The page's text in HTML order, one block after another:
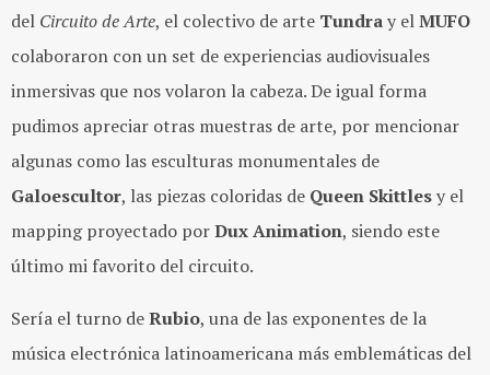
del Circuito de Arte, el colectivo de arte Tundray elMUFO
colaboraron con un set de experiencias audiovisuales
inmersivas que nos volaron la cabeza. De igual forma
pudimos apreciar otras muestras de arte, por mencionar
algunas como las esculturas monumentales de
Galoescultor, las piezas coloridas de Queen Skittlesy el
mapping proyectado porDux Animation, siendo este
último mi favorito del circuito.
Sería el turno deRubio, una de las exponentes de la
música electrónica latinoamericana más emblemáticas del